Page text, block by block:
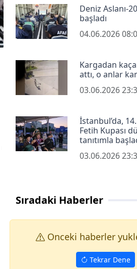
Deniz Aslanı-
başladı
04.06.2026
Kargadan
attı, o anlar
03.06.2026
İstanbul’da,
Fetih Kupası
tanıtımla
03.06.2026
Sıradaki Haberler
Onceki haberler
Tekrar Dene